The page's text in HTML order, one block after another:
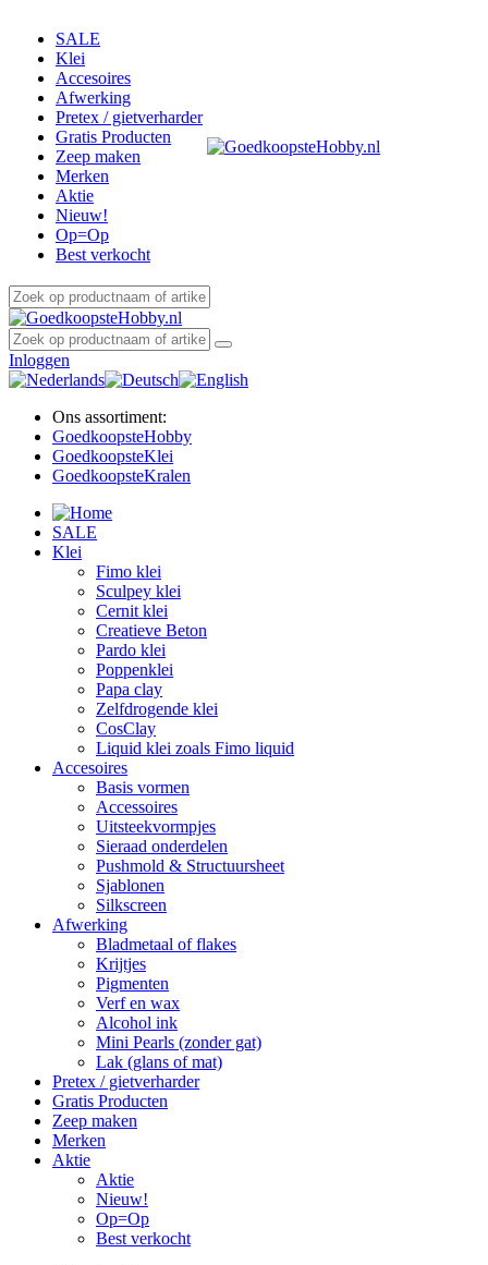
SALE
Klei
Accesoires
Afwerking
Pretex / gietverharder
Gratis Producten
Zeep maken
Merken
Aktie
Nieuw!
Op=Op
Best verkocht
Inloggen
Ons assortiment:
GoedkoopsteHobby
GoedkoopsteKlei
GoedkoopsteKralen
SALE
Klei
Fimo klei
Sculpey klei
Cernit klei
Creatieve Beton
Pardo klei
Poppenklei
Papa clay
Zelfdrogende klei
CosClay
Liquid klei zoals Fimo liquid
Accesoires
Basis vormen
Accessoires
Uitsteekvormpjes
Sieraad onderdelen
Pushmold & Structuursheet
Sjablonen
Silkscreen
Afwerking
Bladmetaal of flakes
Krijtjes
Pigmenten
Verf en wax
Alcohol ink
Mini Pearls (zonder gat)
Lak (glans of mat)
Pretex / gietverharder
Gratis Producten
Zeep maken
Merken
Aktie
Aktie
Nieuw!
Op=Op
Best verkocht